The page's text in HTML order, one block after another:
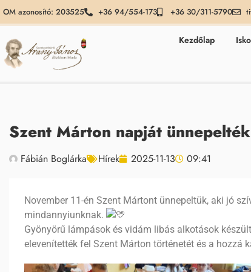
OM azonosító: 203525 +36 94/554-173 +36 30/311-5790
Kezdőlap
Szent Márton napját
Fábián Boglárka Hírek 2025-11-13 09:41
November 11-én Szent Mártont ünnepeltük, aki jó
mindannyiunknak.
Gyönyörű lámpások és vidám libás alkotások
elevenítették fel Szent Márton történetét és a hozzá